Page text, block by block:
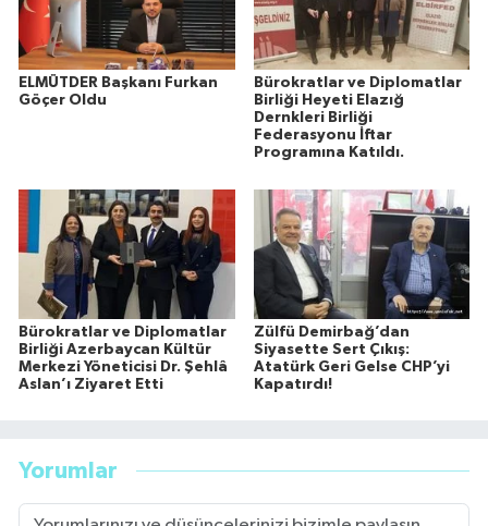
ELMÜTDER Başkanı Furkan
Göçer Oldu
Bürokratlar ve Diplomatlar
Birliği Heyeti Elazığ
Dernkleri Birliği
Federasyonu İftar
Programına Katıldı.
Bürokratlar ve Diplomatlar
Birliği Azerbaycan Kültür
Merkezi Yöneticisi Dr. Şehlâ
Aslan’ı Ziyaret Etti
Zülfü Demirbağ’dan
Siyasette Sert Çıkış:
Atatürk Geri Gelse CHP’yi
Kapatırdı!
Yorumlar